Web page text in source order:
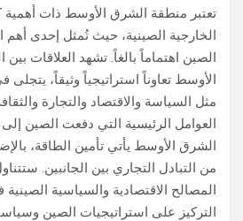
تعتبر منطقة الشرق الأوسط ذات أهمية
الخارجية الصينية، حيث تُمثل إحدى أهم
الصين اهتماماً بالغاً. تشهد العلاقات
الأوسط تعاوناً استراتيجياً وثيقاً،
مثل السياسة والاقتصاد والتجارة
العوامل الرئيسية التي دفعت الصين
الشرق الأوسط يأتي تأمين الطاقة،
من التبادل التجاري بين الجانبين.
المصالح الاقتصادية والسياسية
التركيز على استراتيجيات الصين